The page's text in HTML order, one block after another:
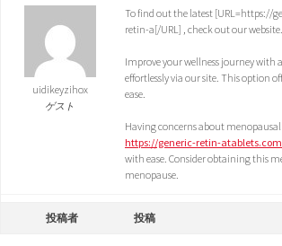
uidikeyzihox
ゲスト
To find out the latest [URL=https://
retin-a[/URL] , check out our website.
Improve your wellness journey with
effortlessly via our site. This option
ease.
Having concerns about
https://generic-retin-
with ease. Consider obtaining this
menopause.
投稿者 投稿